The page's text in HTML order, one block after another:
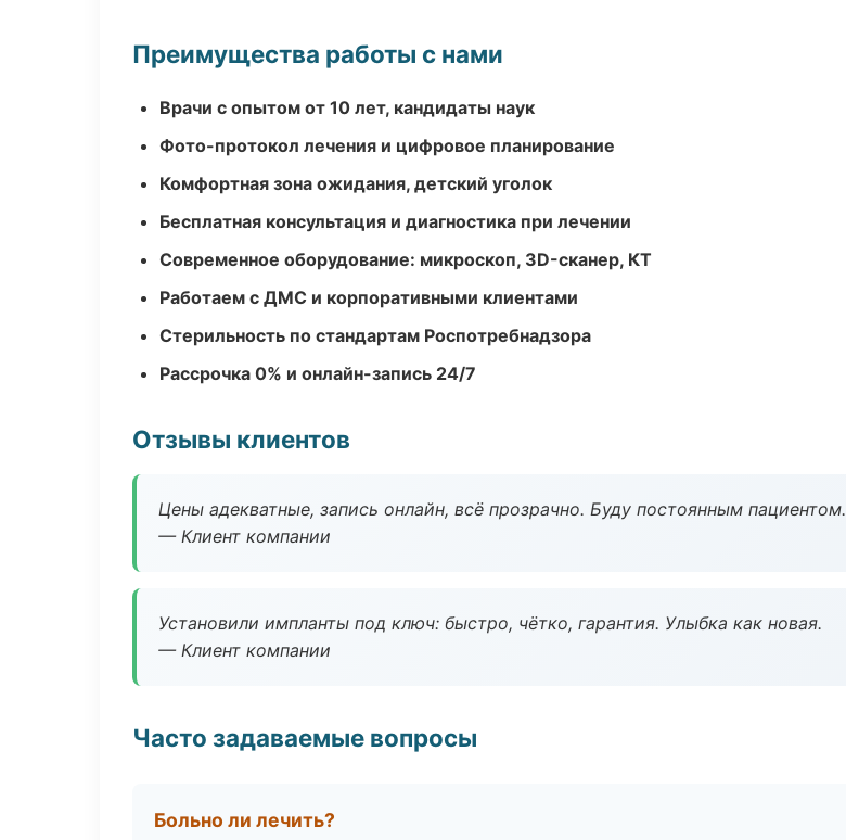
Преимущества работы с нами
Врачи с опытом от 10 лет, кандидаты наук
Фото-протокол лечения и цифровое планирование
Комфортная зона ожидания, детский уголок
Бесплатная консультация и диагностика при лечении
Современное оборудование: микроскоп, 3D-сканер, КТ
Работаем с ДМС и корпоративными клиентами
Стерильность по стандартам Роспотребнадзора
Рассрочка 0% и онлайн-запись 24/7
Отзывы клиентов
Цены адекватные, запись онлайн, всё прозрачно. Буду постоянным пациентом.
— Клиент компании
Установили импланты под ключ: быстро, чётко, гарантия. Улыбка как новая.
— Клиент компании
Часто задаваемые вопросы
Больно ли лечить?